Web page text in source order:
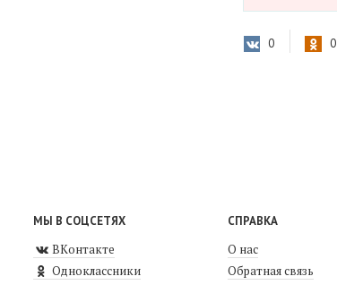
0 0
МЫ В СОЦСЕТЯХ
ВКонтакте
Одноклассники
СПРАВКА
О нас
Обратная связь